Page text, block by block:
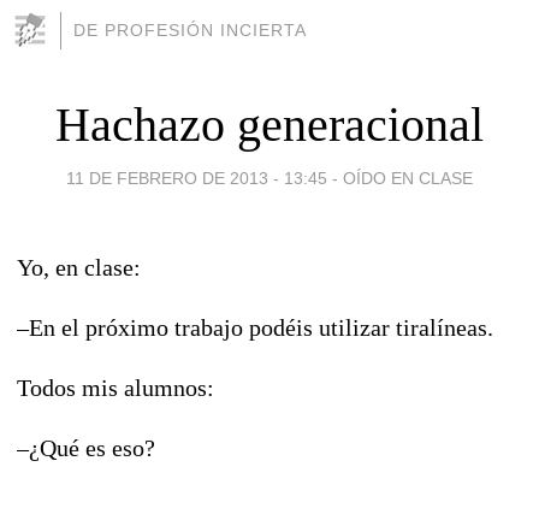
DE PROFESIÓN INCIERTA
Hachazo generacional
11 DE FEBRERO DE 2013 - 13:45 - OÍDO EN CLASE
Yo, en clase:
–En el próximo trabajo podéis utilizar tiralíneas.
Todos mis alumnos:
–¿Qué es eso?